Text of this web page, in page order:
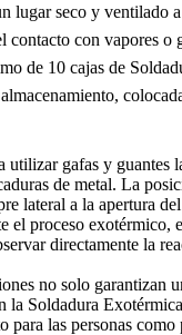
lugar seco y ventilado
contacto con vapores o
de 10 cajas de
utilizar gafas y guantes
de metal. La
lateral a la apertura
el proceso exotérmico,
directamente la
no solo garantizan
la Soldadura
para las personas como